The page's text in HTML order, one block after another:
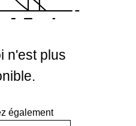
n'est plus
également